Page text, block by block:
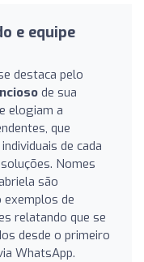
e equipe
destaca pelo
de sua
elogiam a
que
de cada
Nomes
são
exemplos de
relatando que se
desde o primeiro
WhatsApp.